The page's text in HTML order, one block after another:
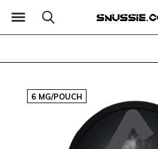
6 MG/POUCH